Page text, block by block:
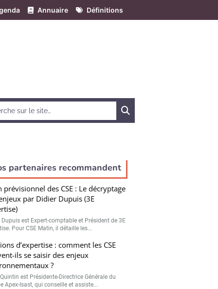
Annuaire Définitions
partenaires recommandent
prévisionnel des CSE : Le décryptage
par Didier Dupuis (3E
Dupuis est Expert-comptable et Président de 3E
Pour CSE Matin, il détaille les...
d’expertise : comment les CSE
ils se saisir des enjeux
?
est Présidente-Directrice Générale du
Apex-Isast, qui conseille et assiste...